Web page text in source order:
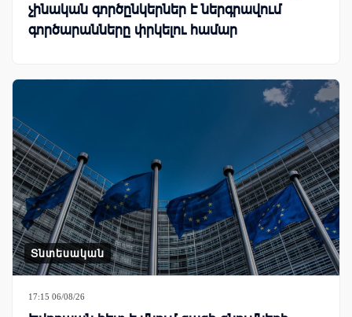
չինական գործընկերներ է ներգրավում
գործարանները փրկելու համար
Տնտեսական
17:15 06/08/26